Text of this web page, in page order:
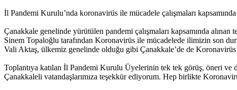
İl Pandemi Kurulu’nda koronavirüs ile mücadele çalışmaları
Çanakkale genelinde yürütülen pandemi çalışmaları kapsamında
Sinem Topaloğlu tarafından Koronavirüs ile mücadelede ilimizin son
Vali Aktaş, ülkemiz genelinde olduğu gibi Çanakkale’de de Koronavirüs
Toplantıya katılan İl Pandemi Kurulu Üyelerinin tek tek görüş, öneri ve
Çanakkaleli vatandaşlarımıza teşekkür ediyorum. Hep birlikte